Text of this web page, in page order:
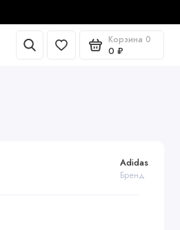
Корзина 0
0 ₽
Adidas
Бренд